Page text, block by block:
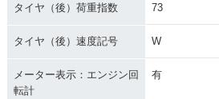
タイヤ（後）荷重指数 73
タイヤ（後）速度記号 W
メーター表示：エンジン回
転計
有